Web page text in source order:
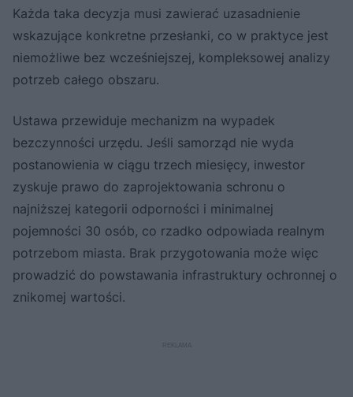
Każda taka decyzja musi zawierać uzasadnienie
wskazujące konkretne przesłanki, co w praktyce jest
niemożliwe bez wcześniejszej, kompleksowej analizy
potrzeb całego obszaru.
Ustawa przewiduje mechanizm na wypadek
bezczynności urzędu. Jeśli samorząd nie wyda
postanowienia w ciągu trzech miesięcy, inwestor
zyskuje prawo do zaprojektowania schronu o
najniższej kategorii odporności i minimalnej
pojemności 30 osób, co rzadko odpowiada realnym
potrzebom miasta. Brak przygotowania może więc
prowadzić do powstawania infrastruktury ochronnej o
znikomej wartości.